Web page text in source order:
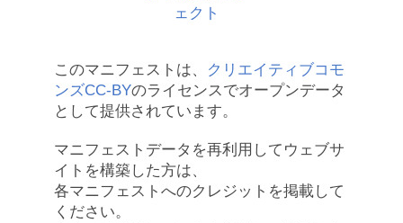
このマニフェストは、
クリエイティブコモ
ンズCC-BYのライセンスでオープンデータ
として提供されています。
マニフェストデータを再利用してウェブサ
イトを構築した方は、
各マニフェストへのクレジットを掲載して
ください。